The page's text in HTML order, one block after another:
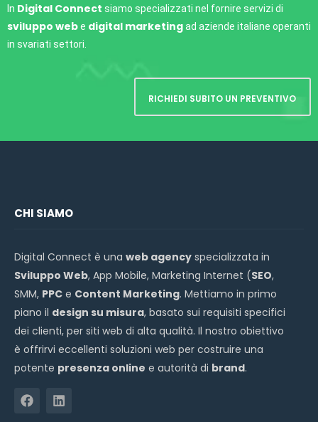
In Digital Connect siamo specializzati nel fornire servizi di
sviluppo webe digital marketingad aziende italiane operanti
in svariati settori.
RICHIEDI SUBITO UN PREVENTIVO
CHI SIAMO
Digital Connect è una web agency specializzata in
Sviluppo Web, App Mobile, Marketing Internet (SEO,
SMM, PPC e Content Marketing. Mettiamo in primo
piano il design su misura, basato sui requisiti specifici
dei clienti, per siti web di alta qualità. Il nostro obiettivo
è offrirvi eccellenti soluzioni web per costruire una
potente presenza online e autorità di brand.